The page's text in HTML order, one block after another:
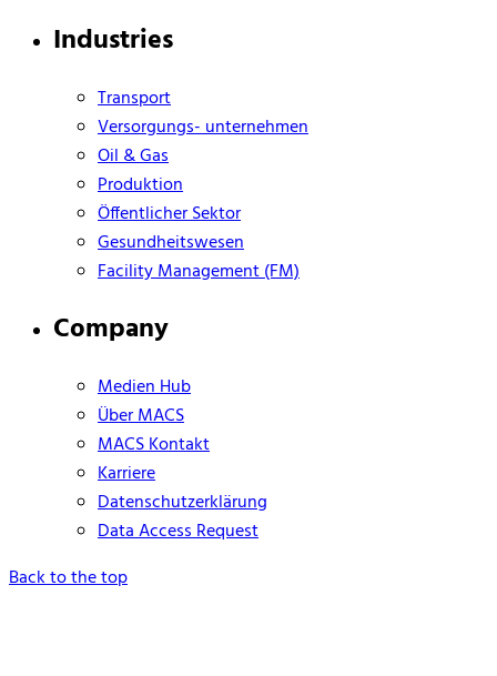
Industries
Transport
Versorgungs- unternehmen
Oil & Gas
Produktion
Öffentlicher Sektor
Gesundheitswesen
Facility Management (FM)
Company
Medien Hub
Über MACS
MACS Kontakt
Karriere
Datenschutzerklärung
Data Access Request
Back to the top